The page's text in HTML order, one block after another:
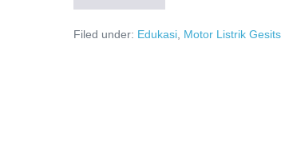
Filed under: Edukasi, Motor Listrik Gesits